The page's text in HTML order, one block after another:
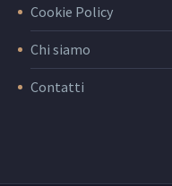
Cookie Policy
Chi siamo
Contatti